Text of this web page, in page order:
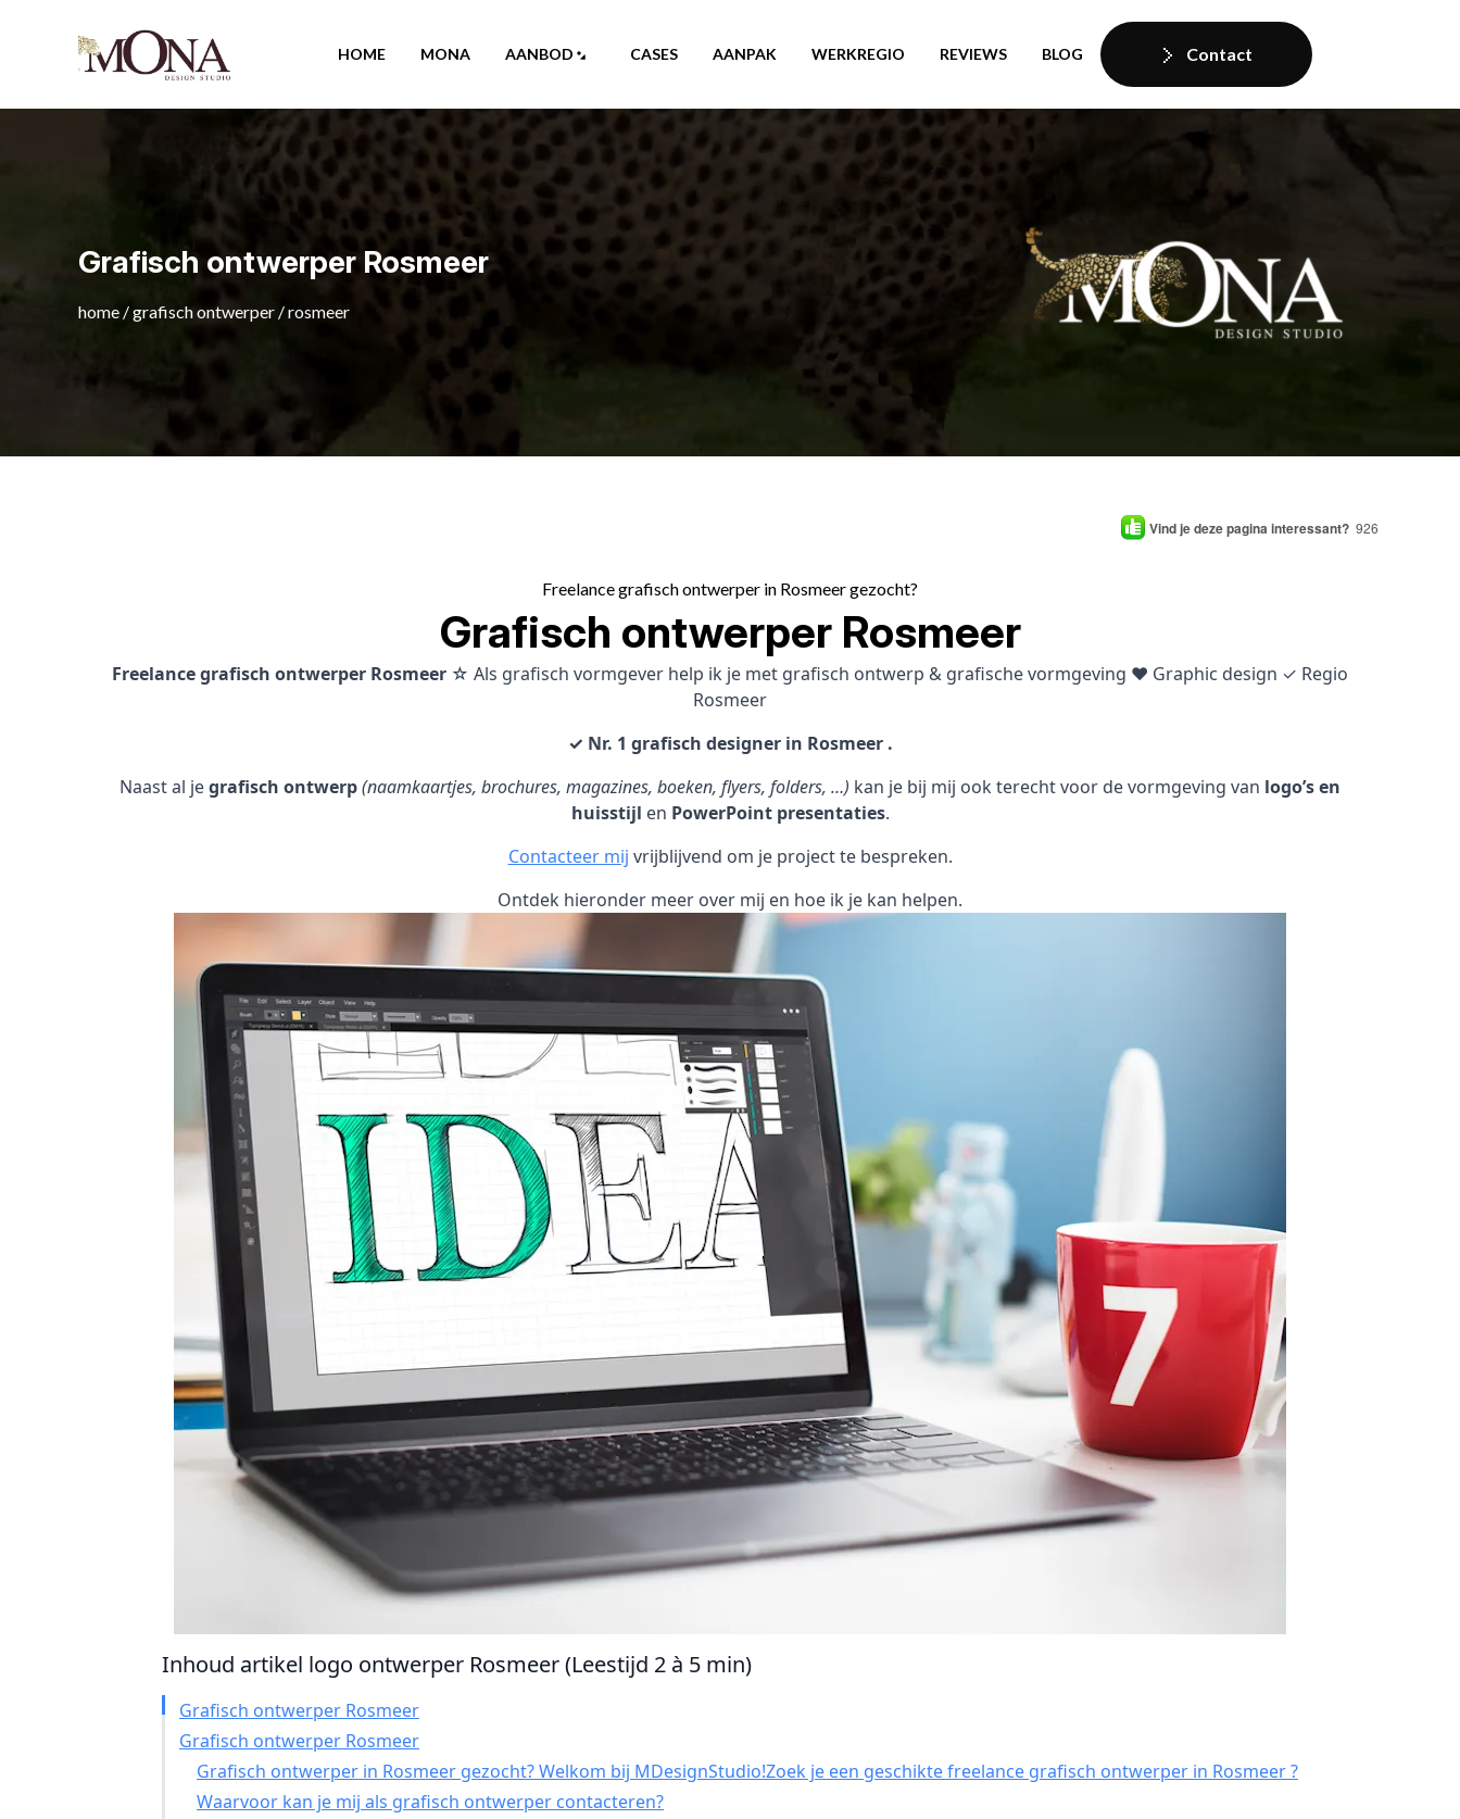
HOME MONA AANBOD CASES AANPAK WERKREGIO REVIEWS BLOG Contact
Grafisch ontwerper Rosmeer
home/grafisch ontwerper/rosmeer
Vind je deze pagina interessant? 926
Freelance grafisch ontwerper in Rosmeer gezocht?
Grafisch ontwerper Rosmeer
Freelance grafisch ontwerper Rosmeer ☆ Als grafisch vormgever help ik je met grafisch ontwerp & grafische vormgeving ♥ Graphic design ✓ Regio
Rosmeer
✓ Nr. 1 grafisch designer in Rosmeer .
Naast al jegrafisch ontwerp(naamkaartjes, brochures, magazines, boeken, flyers, folders, …) kan je bij mij ook terecht voor de vormgeving van logo’s en
huisstijl en PowerPoint presentaties.
Contacteer mij vrijblijvend om je project te bespreken.
Ontdek hieronder meer over mij en hoe ik je kan helpen.
Inhoud artikel logo ontwerper Rosmeer (Leestijd 2 à 5 min)
Grafisch ontwerper Rosmeer
Grafisch ontwerper Rosmeer
Grafisch ontwerper in Rosmeer gezocht? Welkom bij MDesignStudio!Zoek je een geschikte freelance grafisch ontwerper in Rosmeer ?
Waarvoor kan je mij als grafisch ontwerper contacteren?